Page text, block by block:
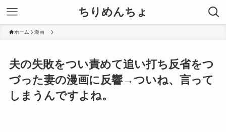
ちりめんちょ
ホーム 漫画
夫の失敗をつい責めて追い打ち反省をつ
づった妻の漫画に反響→ついね、言って
しまうんですよね。